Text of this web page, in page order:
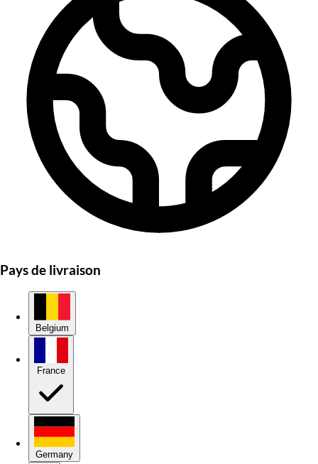
Pays de livraison
Belgium
Germany